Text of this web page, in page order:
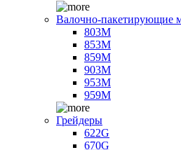
Валочно-пакетирующие
803M
853M
859M
903M
953M
959M
Грейдеры
622G
670G